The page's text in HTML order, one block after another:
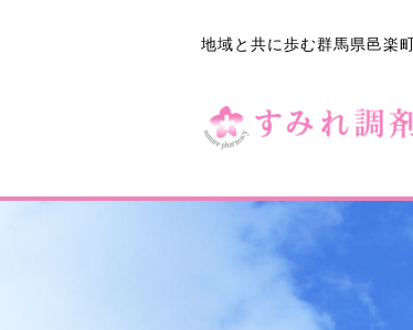
地域と共に歩む群馬県邑楽